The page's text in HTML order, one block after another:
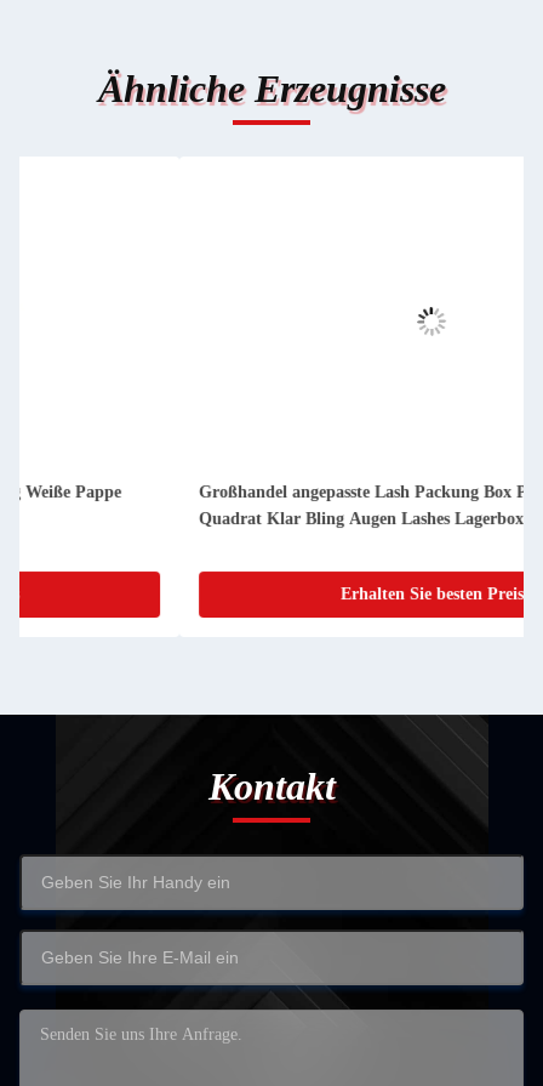
Ähnliche Erzeugnisse
Großhandel angepasste Lash Packung Box Pink Glitter Papier
Quadrat Klar Bling Augen Lashes Lagerbox
Erhalten Sie besten Preis
Kontakt